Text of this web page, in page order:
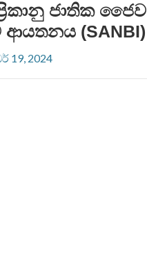
ජාතික ජෛව
(SANBI)
19, 2024